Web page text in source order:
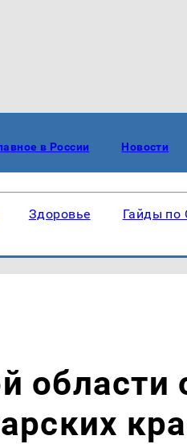
в России Новости
Здоровье Гайды по
области